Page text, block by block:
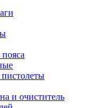
и очиститель